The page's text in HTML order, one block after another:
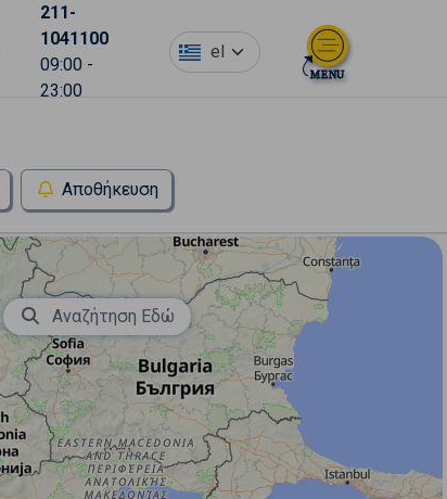
211-
1041100
09:00 -
23:00
el
Αποθήκευση
Αναζήτηση Εδώ